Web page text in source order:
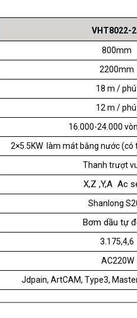
VHT8022-
800mm
2200mm
18 m /
12 m /
16.000-24.000
2×5.5KW làm mát bằng nước (có
Thanh trượt
X,Z ,Y,A Ac
Shanlong
Bơm dầu tự
3.175,4,6
AC220W
Jdpain, ArtCAM, Type3,